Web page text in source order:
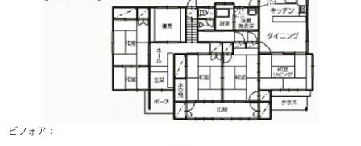
ビフォア：